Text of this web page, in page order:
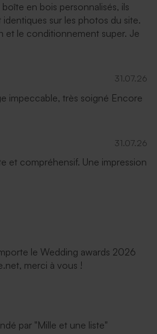
en bois personnalisés, ils
sur les photos du site.
et le conditionnement super. Je
31.07.26
impeccable, très soigné Encore
31.07.26
et compréhensif. Une impression
le Wedding awards 2026
merci à vous !
par "Mille et une liste"